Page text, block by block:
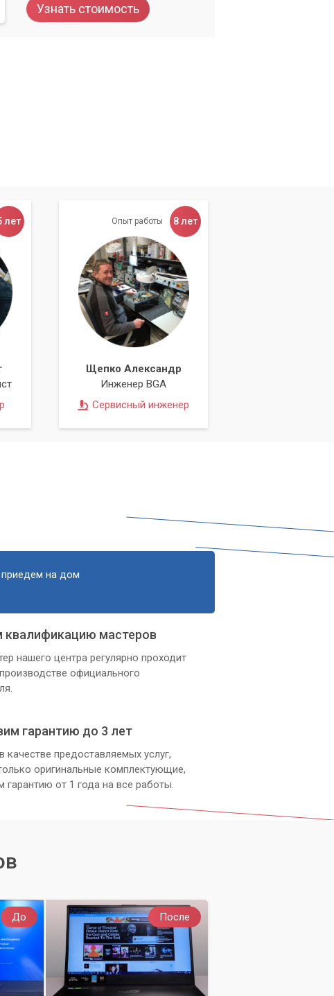
Узнать стоимость
лет Опыт работы 8 лет
Щепко Александр
Инженер BGA
Сервисный инженер
приедем на дом
мастеров
нашего центра регулярно проходит
официального
гарантию до 3 лет
качестве предоставляемых услуг,
оригинальные комплектующие,
гарантию от 1 года на все работы.
До После